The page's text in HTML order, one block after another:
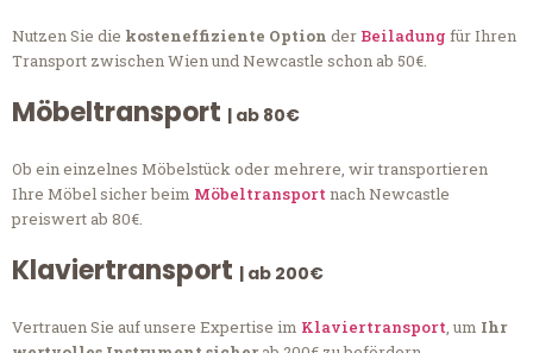
Nutzen Sie die kosteneffiziente Option der Beiladung für Ihren
Transport zwischen Wien und Newcastle schon ab 50€.
Möbeltransport | ab 80€
Ob ein einzelnes Möbelstück oder mehrere, wir transportieren
Ihre Möbel sicher beim Möbeltransportnach Newcastle
preiswert ab 80€.
Klaviertransport | ab 200€
Vertrauen Sie auf unsere Expertise im Klaviertransport, um Ihr